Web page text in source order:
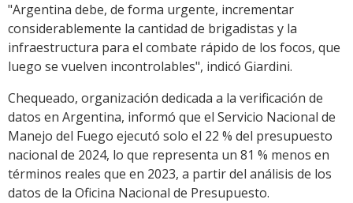
"Argentina debe, de forma urgente, incrementar
considerablemente la cantidad de brigadistas y la
infraestructura para el combate rápido de los focos, que
luego se vuelven incontrolables", indicó Giardini.
Chequeado, organización dedicada a la verificación de
datos en Argentina, informó que el Servicio Nacional de
Manejo del Fuego ejecutó solo el 22 % del presupuesto
nacional de 2024, lo que representa un 81 % menos en
términos reales que en 2023, a partir del análisis de los
datos de la Oficina Nacional de Presupuesto.